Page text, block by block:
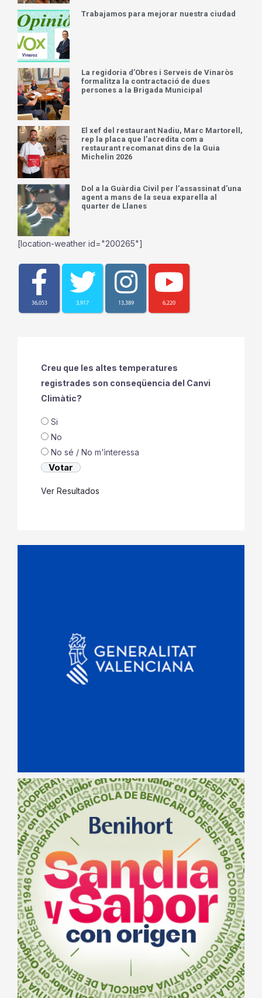
Trabajamos para mejorar nuestra ciudad
La regidoria d’Obres i Serveis de Vinaròs
formalitza la contractació de dues
persones a la Brigada Municipal
El xef del restaurant Nadiu, Marc Martorell,
rep la placa que l’acredita com a
restaurant recomanat dins de la Guia
Michelin 2026
Dol a la Guàrdia Civil per l’assassinat d’una
agent a mans de la seua exparella al
quarter de Llanes
[location-weather id="200265"]
36,053 3,917 13,389 6,220
Creu que les altes temperatures
registrades son conseqüencia del Canvi
Climàtic?
Si
No
No sé / No m'ìnteressa
Ver Resultados